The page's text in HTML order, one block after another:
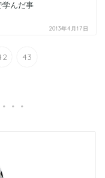
学んだ事
2013年4月17日
43